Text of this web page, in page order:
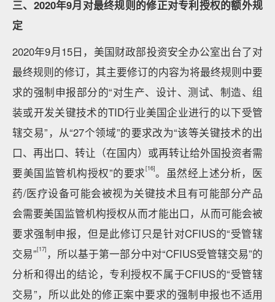
三、2020年9月对最终规则的修正对专利授权的额外规
定
2020年9月15日，美国财政部投资安全办公室出台了对
最终规则的修订，其主要修订的内容为将最终规则中要
求的强制申报部分的“对生产、设计、测试、制造、组
装或开发关键技术的TID行业美国企业进行的以下受管
辖交易”，从“27个领域”的要求改为“该等关键技术的出
口、再出口、转让（在国内）或再转让给外国投资者需
要美国监管机构授权”的要求[16]。虽然经上述分析，医
药/医疗设备可能会被视为关键技术且有可能部分产品
会需要美国监管机构授权从而才能出口，从而可能会被
要求强制申报，但是此修订只是针对CFIUS的“受管辖
交易”[17] ，所以基于第一部分中对“CFIUS受管辖交易”的
分析和得出的结论，专利授权不属于CFIUS的“受管辖
交易”，所以此处的修正案中要求的强制申报也不适用